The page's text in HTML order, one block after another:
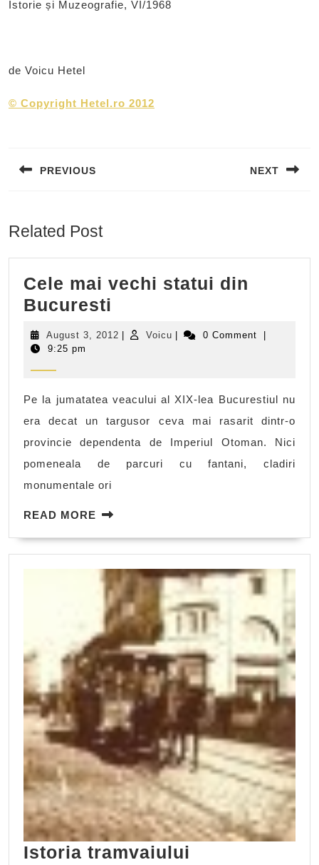
Istorie și Muzeografie, VI/1968
de Voicu Hetel
© Copyright Hetel.ro 2012
PREVIOUS NEXT
Related Post
Cele mai vechi statui din
Bucuresti
mai
vechi
August 3, 2012 AugustVoicu Voicu 0 Comment
9:25 pm
Pe la jumatatea veacului al XIX-lea Bucurestiul nu
era decat un targusor ceva mai rasarit dintr-o
provincie dependenta de Imperiul Otoman. Nici
pomeneala de parcuri cu fantani, cladiri
monumentale ori
READ MORE READ
Istoria tramvaiului